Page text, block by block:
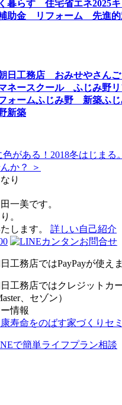
がある！2018冬はじまる。
か？ ＞
り
一美です。
。
します。 詳しい自己紹介
情報